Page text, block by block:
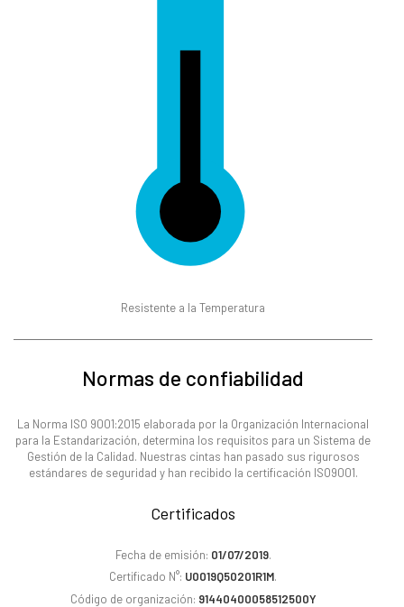
Resistente a la Temperatura
Normas de confiabilidad
La Norma ISO 9001:2015 elaborada por la Organización Internacional
para la Estandarización, determina los requisitos para un Sistema de
Gestión de la Calidad. Nuestras cintas han pasado sus rigurosos
estándares de seguridad y han recibido la certificación ISO9001.
Certificados
Fecha de emisión: 01/07/2019.
Certificado N°: U0019Q50201R1M.
Código de organización: 91440400058512500Y